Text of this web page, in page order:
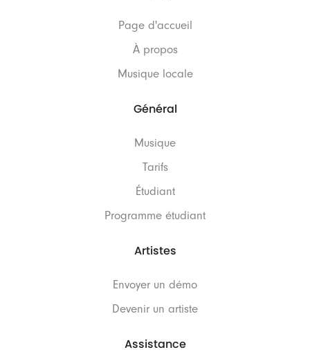
Page d'accueil
À propos
Musique locale
Général
Musique
Tarifs
Étudiant
Programme étudiant
Artistes
Envoyer un démo
Devenir un artiste
Assistance